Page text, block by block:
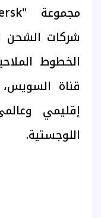
شركات الشحن
الخطوط
قناة
إقليمي
اللوجستية.